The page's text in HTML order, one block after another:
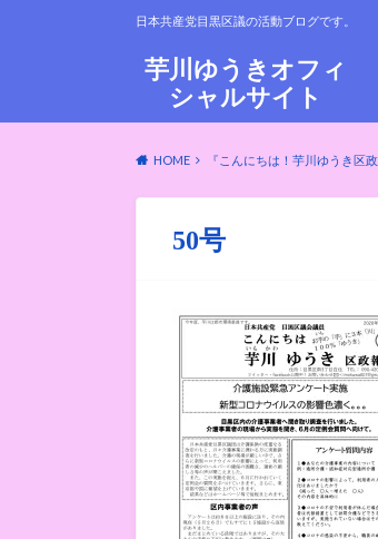
芋川ゆうきオフィ
シャルサイト
日本共産党目黒区議の活動ブログです。
HOME 『こんにちは！芋川ゆうき区政
50号